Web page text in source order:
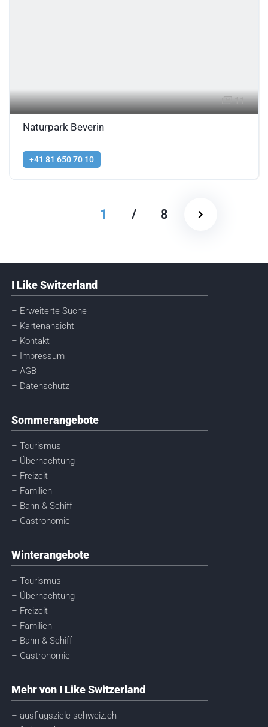
11
Naturpark Beverin
+41 81 650 70 10
1 / 8
I Like Switzerland
– Erweiterte Suche
– Kartenansicht
– Kontakt
– Impressum
– AGB
– Datenschutz
Sommerangebote
– Tourismus
– Übernachtung
– Freizeit
– Familien
– Bahn & Schiff
– Gastronomie
Winterangebote
– Tourismus
– Übernachtung
– Freizeit
– Familien
– Bahn & Schiff
– Gastronomie
Mehr von I Like Switzerland
– ausflugsziele-schweiz.ch